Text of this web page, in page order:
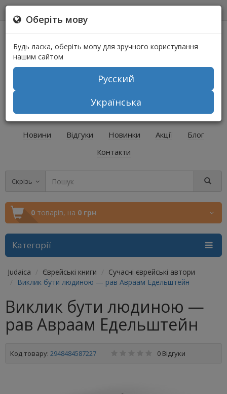
+38 (067) 541-64-04
+38 (073) 541-64-04
Новини Відгуки Новинки Акції
Блог
Контакти
Скрізь
0 товарів, на 0 грн
Категорії
Оберіть мову
Будь ласка, оберіть мову для зручного користування
нашим сайтом
Русский
Українська
Judaica Єврейські книги
Сучасні єврейські автори
Виклик бути людиною — рав Авраам Едельштейн
Виклик бути людиною —
рав Авраам Едельштейн
Код товару: 2948484587227 0 Відгуки